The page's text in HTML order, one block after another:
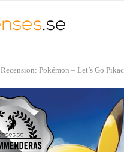
Recension: Pokémon – Let’s Go